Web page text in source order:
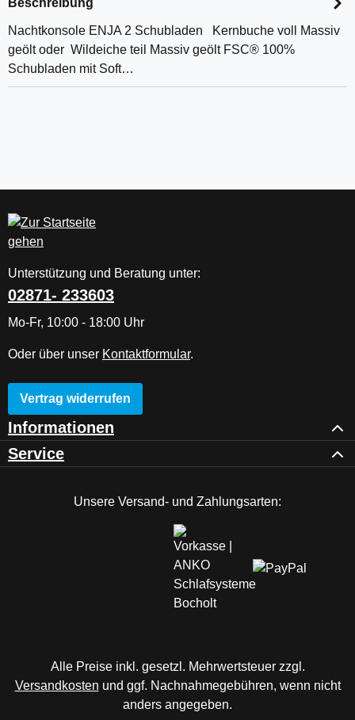
Nachtkonsole ENJA 2 Schubladen Kernbuche voll Massiv
geölt oder Wildeiche teil Massiv geölt FSC® 100%
Schubladen mit Soft…
Unterstützung und Beratung unter:
02871- 233603
Mo-Fr, 10:00 - 18:00 Uhr
Oder über unser Kontaktformular.
Vertrag widerrufen
Informationen
Service
Unsere Versand- und Zahlungsarten:
Alle Preise inkl. gesetzl. Mehrwertsteuer zzgl.
Versandkosten und ggf. Nachnahmegebühren, wenn nicht
anders angegeben.